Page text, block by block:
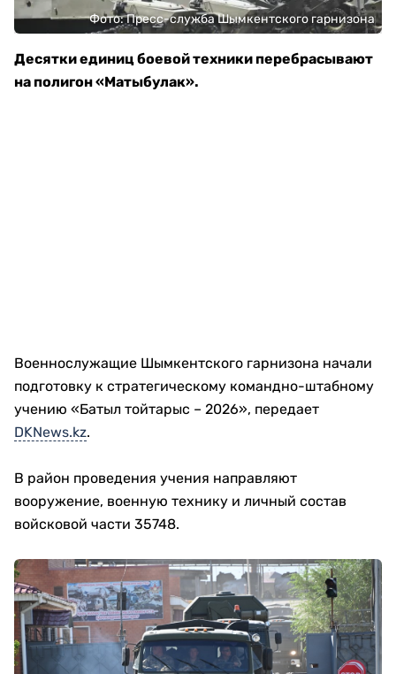
Фото: Пресс-служба Шымкентского гарнизона
Десятки единиц боевой техники перебрасывают
на полигон «Матыбулак».
Военнослужащие Шымкентского гарнизона начали
подготовку к стратегическому командно-штабному
учению «Батыл тойтарыс – 2026», передает
DKNews.kz.
В район проведения учения направляют
вооружение, военную технику и личный состав
войсковой части 35748.